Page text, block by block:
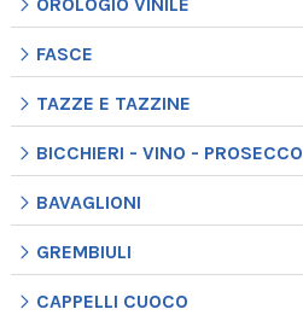
FASCE
TAZZE E TAZZINE
BICCHIERI - VINO - PROSECCO
BAVAGLIONI
GREMBIULI
CAPPELLI CUOCO